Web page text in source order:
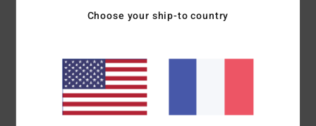
Petit badge en métal à l'arrière
Composition[Matière principale] 100% coton
Traçabilité du produit (Loi Agec)
Choose your ship-to country